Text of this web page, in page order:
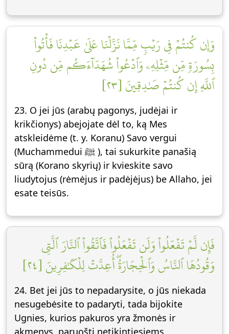
وَإِن كُنتُمۡ فِي رَيۡبٖ مِّمَّا نَزَّلۡنَا عَلَىٰ عَبۡدِنَا فَأۡتُواْ
بِسُورَةٖ مِّن مِّثۡلِهِۦ وَٱدۡعُواْ شُهَدَآءَكُم مِّن دُونِ
ٱللَّهِ إِن كُنتُمۡ صَٰدِقِينَ [٢٣]
23. O jei jūs (arabų pagonys, judėjai ir
krikčionys) abejojate dėl to, ką Mes
atskleidėme (t. y. Koranu) Savo vergui
(Muchammedui ﷺ ), tai sukurkite panašią
sūrą (Korano skyrių) ir kvieskite savo
liudytojus (rėmėjus ir padėjėjus) be Allaho, jei
esate teisūs.
فَإِن لَّمۡ تَفۡعَلُواْ وَلَن تَفۡعَلُواْ فَٱتَّقُواْ ٱلنَّارَ ٱلَّتِي
وَقُودُهَا ٱلنَّاسُ وَٱلۡحِجَارَةُۖ أُعِدَّتۡ لِلۡكَٰفِرِينَ [٢٤]
24. Bet jei jūs to nepadarysite, o jūs niekada
nesugebėsite to padaryti, tada bijokite
Ugnies, kurios pakuros yra žmonės ir
akmenys, paruošti netikintiesiems.